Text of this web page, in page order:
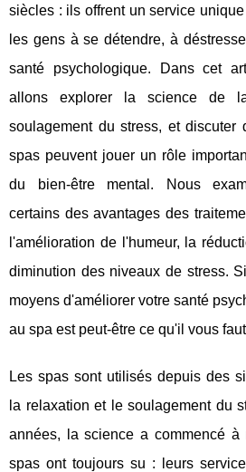
siècles : ils offrent un service
les gens à se détendre, à
santé psychologique. Dans cet
allons explorer la science de
soulagement du stress, et discuter
spas peuvent jouer un rôle
du bien-être mental. Nous
certains des avantages des
l'amélioration de l'humeur, la
diminution des niveaux de stress.
moyens d'améliorer votre santé
au spa est peut-être ce qu'il vous
Les spas sont utilisés depuis des
la relaxation et le soulagement du
années, la science a commencé à
spas ont toujours su : leurs